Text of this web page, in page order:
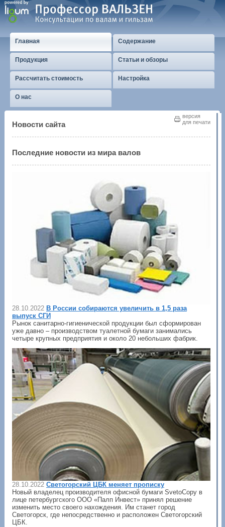
Главная Содержание
Продукция Статьи и обзоры
Рассчитать стоимость Настройка
О нас
версия
для печати
Новости сайта
Последние новости из мира валов
28.10.2022 В России собираются увеличить в 1,5 раза
выпуск СГИ
Рынок санитарно-гигиенической продукции был сформирован
уже давно – производством туалетной бумаги занимались
четыре крупных предприятия и около 20 небольших фабрик.
28.10.2022 Светогорский ЦБК меняет прописку
Новый владелец производителя офисной бумаги SvetoCopy в
лице петербургского ООО «Палп Инвест» принял решение
изменить место своего нахождения. Им станет город
Светогорск, где непосредственно и расположен Светогорский
ЦБК.